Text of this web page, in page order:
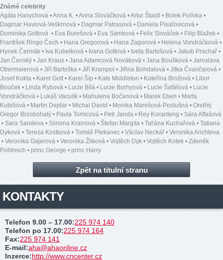
Známé celebrity
Agáta Hanychová •Anna K. •Anna Slováčková •Artur Štaidl • Bolek Polívka •
Dagmar Havlová-Veškrnová • Dagmar Patrasová • Daniela Písařovicová •
Dominika Gottová • Eva Burešová • Eva Samková • Felix Slováček • Filip Blažek •
František Ringo Čech • Hana Gregorová • Hana Zagorová • Helena Vondráčková •
Hynek Čermák • Iva Kubelková • Ivana Gottová • Iveta Bartošová • Jakub Prachař •
Jan Čenský • Jan Kraus • Jana Adamcová Nováková • Jana Boušková • Jaroslava
Obermaierová • Jiří Bartoška • Jiří Krampol • Jiřina Bohdalová • Jitka Čvančarová •
Josef Kokta • Karel Gott • Karel Šíp • Kate Middleton • Kateřina Brožová • Libor
Bouček • Linda Rybová • Lucie Bílá • Lucie Borhyová • Lucie Šafářová • Lucie
Vondráčková • Lukáš Vaculík • Mahulena Bočanová • Marek Eben • Marta
Kubišová • Martin Dejdar • Michal David • Monika Marešová-Poslušná • Ondřej
Gregor Brzobohatý • Pavla Tomicová • Petr Janda • Rey Koranteng • Sára Affašová
• Sara Sandeva • Simona Krainová • Štefan Margita • Taťána Kuchařová • Tatiana
Dyková • Tereza Kostková • Tomáš Plekanec • Václav Neckář • Veronika Arichteva
• Veronika Gajerová • Veronika Žilková • Vojtěch Dyk • Vojtěch Kotek • Zdeněk
Pohlreich • princ George • princ Harry
Zpět na titulní stranu
KONTAKTY
Telefon 9.00 – 17.00:225 974 140
Telefon po 17.00:225 974 164
Fax:225 974 141
E-mail:aha@ahaonline.cz
Inzerce:http://www.cncenter.cz